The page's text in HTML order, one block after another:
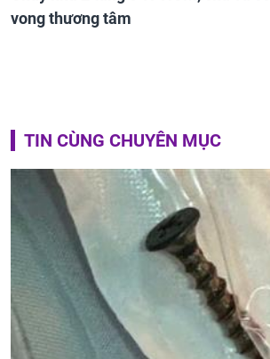
vong thương tâm
TIN CÙNG CHUYÊN MỤC